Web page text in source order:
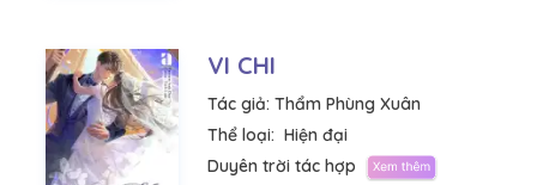
VI CHI
Tác giả: Thẩm Phùng Xuân
Thể loại: Hiện đại
Duyên trời tác hợp